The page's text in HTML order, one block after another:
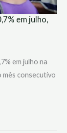
em julho,
em julho na
mês consecutivo